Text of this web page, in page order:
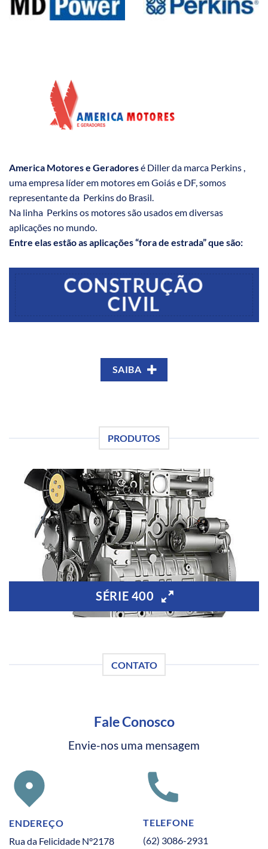
America Motores e Geradoresé Diller da marca Perkins ,
uma empresa líder em motores em Goiás e DF, somos
representante da Perkins do Brasil.
Na linha Perkins os motores são usados em diversas
aplicações no mundo.
Entre elas estão as aplicações “fora de estrada” que são:
CONSTRUÇÃO
CIVIL
SAIBA
PRODUTOS
SÉRIE 400
CONTATO
Fale Conosco
Envie-nos uma mensagem
ENDEREÇO
Rua da Felicidade N°2178
TELEFONE
(62) 3086-2931